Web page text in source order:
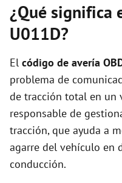
¿Qué significa
U011D?
El código de avería
problema de
de tracción total en un
responsable de
tracción, que ayuda a
agarre del vehículo en
conducción.